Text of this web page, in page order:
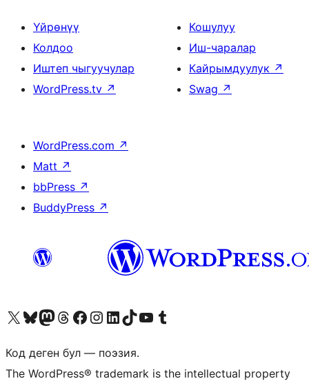
Үйрөнүү
Колдоо
Иштеп чыгуучулар
WordPress.tv ↗
Кошулуу
Иш-чаралар
Кайрымдуулук ↗
Swag ↗
WordPress.com ↗
Matt ↗
bbPress ↗
BuddyPress ↗
Visit our X (formerly Twitter) account
Visit our Bluesky account
Биздин Mastodon түрмөгүбүзгө баш багыңыз
Visit our Threads account
Биздин Facebook баракчабызга кириңиз
Биздин Instagram баракчабызга баш багыңыз
Биздин LinkedIn баракчабызга баш багыңыз
Visit our TikTok account
Visit our YouTube channel
Visit our Tumblr account
Код деген бул — поэзия.
The WordPress® trademark is the intellectual property